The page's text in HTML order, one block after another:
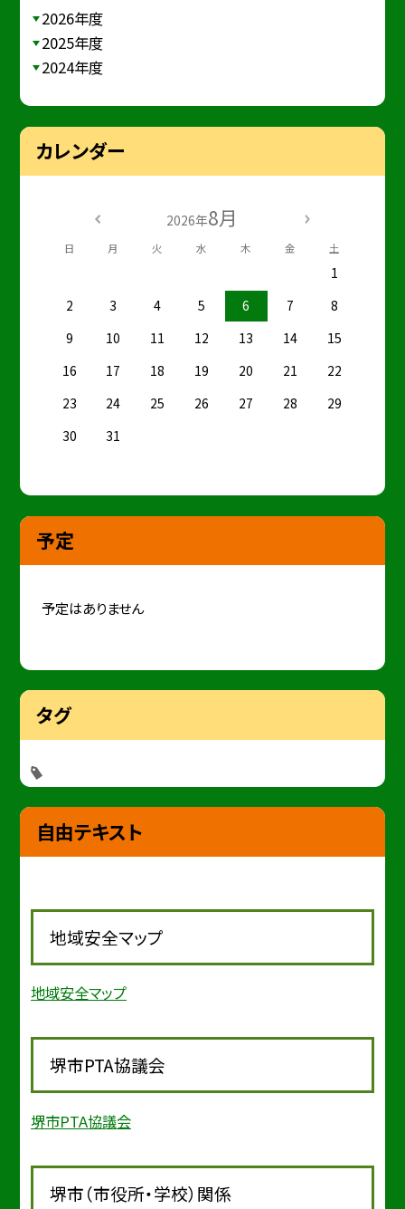
2026年度
2025年度
2024年度
カレンダー
2026年8月
日 月 火 水 木 金 土
1
2
3 4 5 6 7
8
9
10 11 12 13 14
15
16
17 18 19 20 21
22
23
24 25 26 27 28
29
30
31
予定
予定はありません
タグ
自由テキスト
地域安全マップ
地域安全マップ
堺市PTA協議会
堺市PTA協議会
堺市（市役所・学校）関係